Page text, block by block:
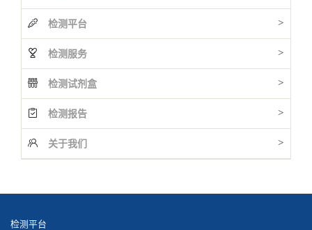
检测平台 >
检测服务 >
检测试剂盒 >
检测报告 >
关于我们 >
检测平台